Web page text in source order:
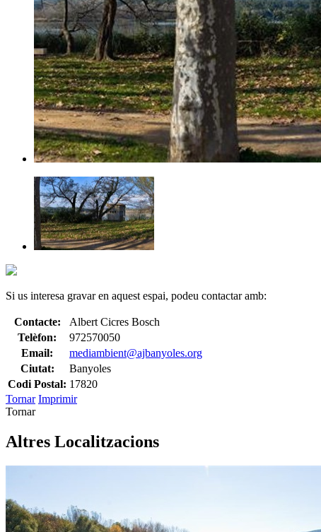
Si us interesa gravar en aquest espai, podeu contactar amb:
Contacte:
Albert Cicres Bosch
Telèfon:
972570050
Email:
mediambient@ajbanyoles.org
Ciutat:
Banyoles
Codi Postal: 17820
Tornar Imprimir
Tornar
Altres Localitzacions